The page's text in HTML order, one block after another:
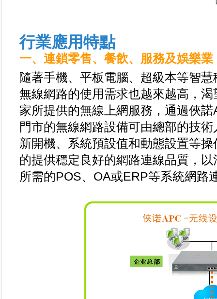
行業應用特點
一、連鎖零售、餐飲、服務及娛樂業
隨著手機、平板電腦、超級本等智
無線網路的使用需求也越來越高，
家所提供的無線上網服務，通過俠
門市的無線網路設備可由總部的技
新開機、系統預設值和動態設置等
的提供穩定良好的網路連線品質，
所需的POS、OA或ERP等系統網路